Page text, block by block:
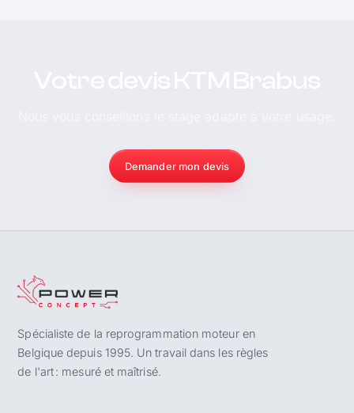
Demander mon devis
Spécialiste de la reprogrammation moteur en
Belgique depuis 1995. Un travail dans les règles
de l'art : mesuré et maîtrisé.